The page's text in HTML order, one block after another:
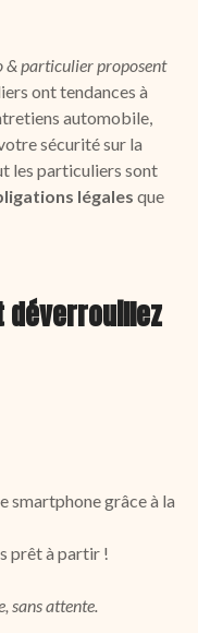
& particulier proposent
ont tendances à
automobile,
sécurité sur la
les particuliers sont
légales que
déverrouillez
smartphone grâce à la
prêt à partir !
sans attente.